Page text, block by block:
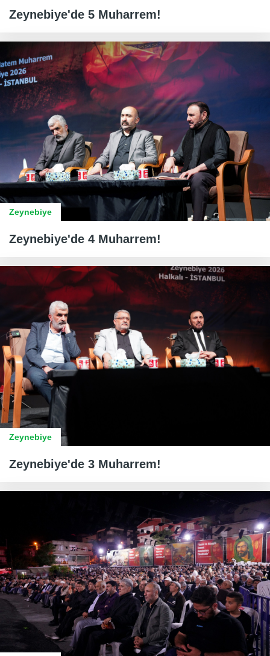
Zeynebiye'de 5 Muharrem!
Zeynebiye
Zeynebiye'de 4 Muharrem!
Zeynebiye
Zeynebiye'de 3 Muharrem!